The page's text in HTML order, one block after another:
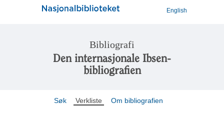
English
Bibliografi
Den internasjonale Ibsen-
bibliografien
Søk Verkliste Om bibliografien